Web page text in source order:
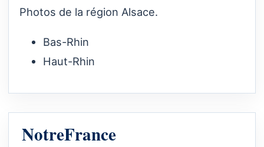
Photos de la région Alsace.
Bas-Rhin
Haut-Rhin
NotreFrance